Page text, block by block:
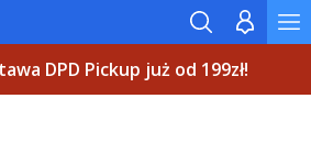
DPD Pickup już od 199zł!